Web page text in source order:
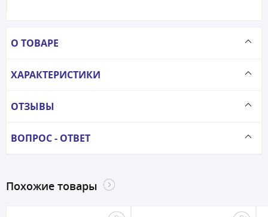
О ТОВАРЕ
ХАРАКТЕРИСТИКИ
ОТЗЫВЫ
ВОПРОС - ОТВЕТ
Похожие товары